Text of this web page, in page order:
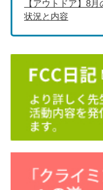
【アウトドア】8
状況と内容